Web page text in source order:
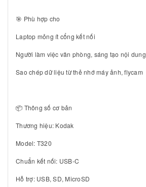
🎯 Phù hợp cho
Laptop mỏng ít cổng kết nối
Người làm việc văn phòng, sáng tạo nội dung
Sao chép dữ liệu từ thẻ nhớ máy ảnh, flycam
📦 Thông số cơ bản
Thương hiệu: Kodak
Model: T320
Chuẩn kết nối: USB-C
Hỗ trợ: USB, SD, MicroSD